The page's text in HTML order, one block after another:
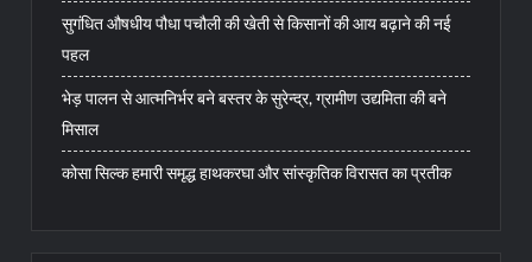
सुगंधित औषधीय पौधा पचौली की खेती से किसानों की आय बढ़ाने की नई
पहल
भेड़ पालन से आत्मनिर्भर बने बस्तर के सुरेन्द्र, ग्रामीण उद्यमिता की बने
मिसाल
कोसा सिल्क हमारी समृद्ध हाथकरघा और सांस्कृतिक विरासत का प्रतीक